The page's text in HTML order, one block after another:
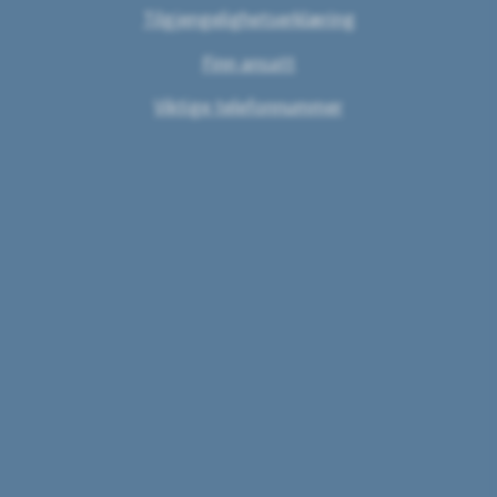
Tilgjengelighetserklæring
Finn ansatt
Viktige telefonnummer